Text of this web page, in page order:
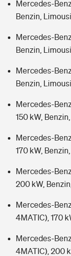
Mercedes-
Benzin,
Mercedes-
Benzin,
Mercedes-
Benzin,
Mercedes-
150 kW,
Mercedes-
170 kW,
Mercedes-
200 kW,
Mercedes-
4MATIC), 170
Mercedes-
4MATIC), 200